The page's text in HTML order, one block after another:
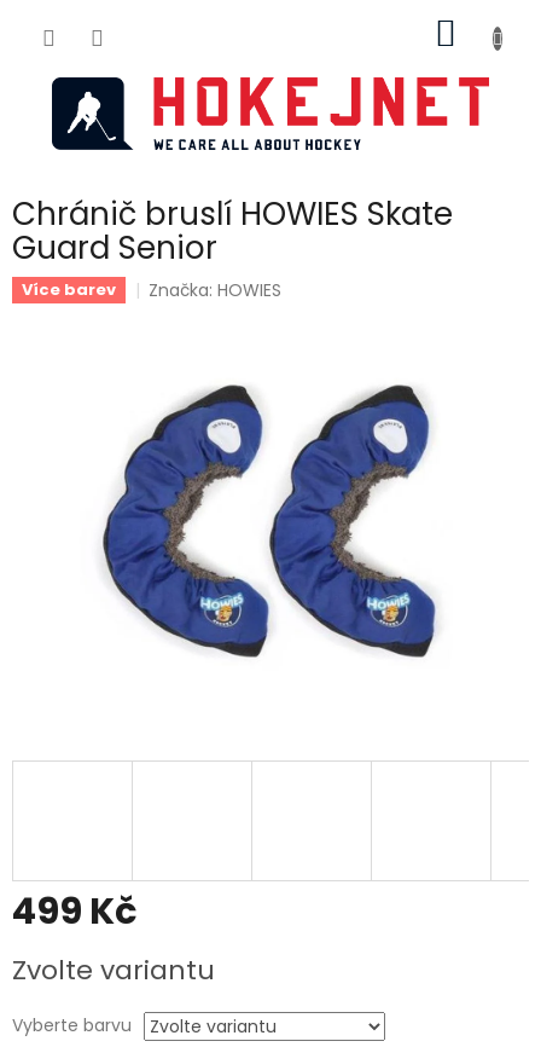
KOŠÍK
Chránič bruslí HOWIES Skate
Guard Senior
Více barev Značka:HOWIES
499 Kč
cena:
Zvolte variantu
Vyberte barvu